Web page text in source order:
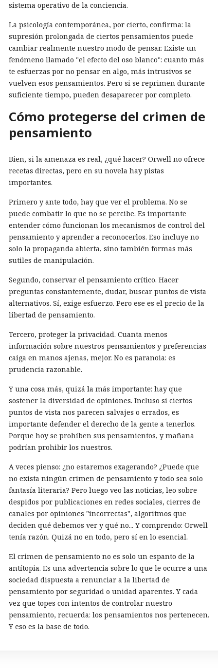
sistema operativo de la conciencia.
La psicología contemporánea, por cierto, confirma: la
supresión prolongada de ciertos pensamientos puede
cambiar realmente nuestro modo de pensar. Existe un
fenómeno llamado "el efecto del oso blanco": cuanto más
te esfuerzas por no pensar en algo, más intrusivos se
vuelven esos pensamientos. Pero si se reprimen durante
suficiente tiempo, pueden desaparecer por completo.
Cómo protegerse del crimen de
pensamiento
Bien, si la amenaza es real, ¿qué hacer? Orwell no ofrece
recetas directas, pero en su novela hay pistas
importantes.
Primero y ante todo, hay que ver el problema. No se
puede combatir lo que no se percibe. Es importante
entender cómo funcionan los mecanismos de control del
pensamiento y aprender a reconocerlos. Eso incluye no
solo la propaganda abierta, sino también formas más
sutiles de manipulación.
Segundo, conservar el pensamiento crítico. Hacer
preguntas constantemente, dudar, buscar puntos de vista
alternativos. Sí, exige esfuerzo. Pero ese es el precio de la
libertad de pensamiento.
Tercero, proteger la privacidad. Cuanta menos
información sobre nuestros pensamientos y preferencias
caiga en manos ajenas, mejor. No es paranoia: es
prudencia razonable.
Y una cosa más, quizá la más importante: hay que
sostener la diversidad de opiniones. Incluso si ciertos
puntos de vista nos parecen salvajes o errados, es
importante defender el derecho de la gente a tenerlos.
Porque hoy se prohíben sus pensamientos, y mañana
podrían prohibir los nuestros.
A veces pienso: ¿no estaremos exagerando? ¿Puede que
no exista ningún crimen de pensamiento y todo sea solo
fantasía literaria? Pero luego veo las noticias, leo sobre
despidos por publicaciones en redes sociales, cierres de
canales por opiniones "incorrectas", algoritmos que
deciden qué debemos ver y qué no... Y comprendo: Orwell
tenía razón. Quizá no en todo, pero sí en lo esencial.
El crimen de pensamiento no es solo un espanto de la
antítopia. Es una advertencia sobre lo que le ocurre a una
sociedad dispuesta a renunciar a la libertad de
pensamiento por seguridad o unidad aparentes. Y cada
vez que topes con intentos de controlar nuestro
pensamiento, recuerda: los pensamientos nos pertenecen.
Y eso es la base de todo.